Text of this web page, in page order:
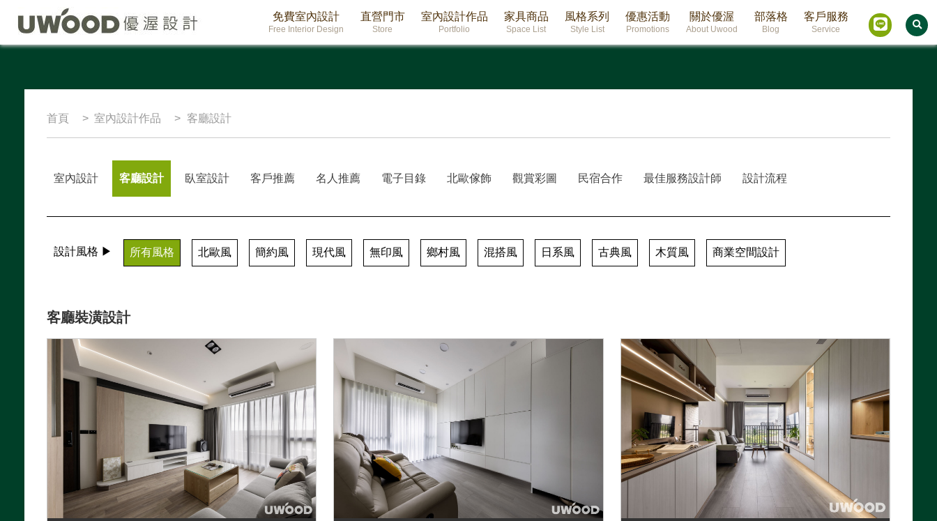
免費室內設計
Free Interior Design
直營門市
Store
室內設計作品
Portfolio
家具商品
Space List
風格系列
Style List
優惠活動
Promotions
關於優渥
About Uwood
部落格
Blog
客戶服務
Service
首頁 室內設計作品 客廳設計
室內設計 客廳設計 臥室設計 客戶推薦 名人推薦 電子目錄 北歐傢飾 觀賞彩圖 民宿合作 最佳服務設計師 設計流程
設計風格 ▶ 所有風格 北歐風 簡約風 現代風 無印風 鄉村風 混搭風 日系風 古典風 木質風 商業空間設計
客廳裝潢設計